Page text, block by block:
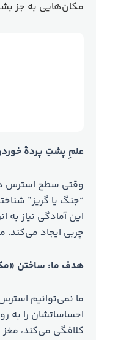
مکان‌هایی به جز
علمِ پشتِ پردۀ
وقتی سطح استرس
“جنگ یا گریز”
این آمادگی نیاز
چربی ایجاد می‌کند.
هدف ما: ساختن
ما نمی‌توانیم
احساساتشان را
کلافگی می‌کند،